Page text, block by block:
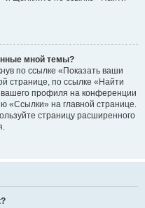
мной темы?
по ссылке «Показать ваши
странице, по ссылке «Найти
профиля на конференции
«Ссылки» на главной странице.
страницу расширенного